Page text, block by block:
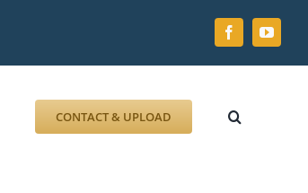
CONTACT & UPLOAD